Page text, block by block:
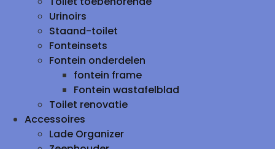
Urinoirs
Staand-toilet
Fonteinsets
Fontein onderdelen
fontein frame
Fontein wastafelblad
Toilet renovatie
Accessoires
Lade Organizer